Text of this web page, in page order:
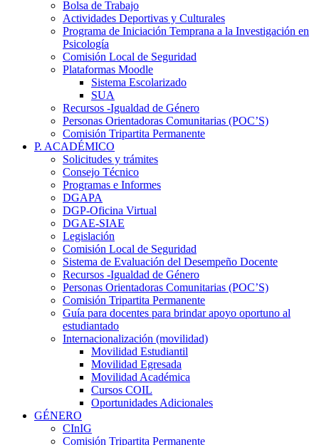
Bolsa de Trabajo
Actividades Deportivas y Culturales
Programa de Iniciación Temprana a la Investigación en
Psicología
Comisión Local de Seguridad
Plataformas Moodle
Sistema Escolarizado
SUA
Recursos -Igualdad de Género
Personas Orientadoras Comunitarias (POC’S)
Comisión Tripartita Permanente
P. ACADÉMICO
Solicitudes y trámites
Consejo Técnico
Programas e Informes
DGAPA
DGP-Oficina Virtual
DGAE-SIAE
Legislación
Comisión Local de Seguridad
Sistema de Evaluación del Desempeño Docente
Recursos -Igualdad de Género
Personas Orientadoras Comunitarias (POC’S)
Comisión Tripartita Permanente
Guía para docentes para brindar apoyo oportuno al
estudiantado
Internacionalización (movilidad)
Movilidad Estudiantil
Movilidad Egresada
Movilidad Académica
Cursos COIL
Oportunidades Adicionales
GÉNERO
CInIG
Comisión Tripartita Permanente